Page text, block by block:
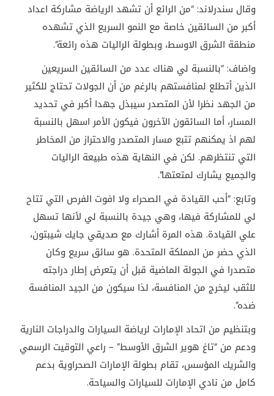
وقال سندرلاند: “من الرائع أن تشهد الرياضة مشاركة اعداد
أكبر من السائقين خاصة مع النمو السريع الذي تشهده
منطقة الشرق الاوسط، وبطولة الراليات هذه رائعة”.
واضاف: “بالنسبة لي هناك عدد من السائقين السريعين
الذين أتطلع لمنافستهم بالرغم من أن الجولات تحتاج للكثير
من الجهد نظرا لأن المتصدر سيبذل جهدا أكبر في تحديد
المسار، أما السائقون الآخرون فيكون الأمر اسهل بالنسبة
لهم اذ يمكنهم تتبع مسار المتصدر والاحتراز من المخاطر
التي تنتظرهم. لكن في النهاية هذه طبيعة الراليات
والجميع يشارك لمتعتها”.
وتابع: “أحب القيادة في الصحراء ولا افوت الفرص التي تتاح
لي للمشاركة فيها، وهي جيدة بالنسبة لي لأنها تسهل
علي القيادة. هذه المرة أشارك مع صديقي جايك شيبتون،
الذي حضر من المملكة المتحدة. هو سائق سريع وكان
متصدرا في الجولة الماضية قبل أن يتعرض إطار دراجته
للثقب ليخرج من المنافسة، لذا سيكون من الجيد المنافسة
ضده”.
وبتنظيم من اتحاد الإمارات لرياضة السيارات والدراجات النارية
ودعم من “تاغ هوير الشرق الأوسط” – راعي التوقيت الرسمي
والشريك المؤسس، تقام بطولة الإمارات الصحراوية بدعم
كامل من نادي الإمارات للسيارات والسياحة.